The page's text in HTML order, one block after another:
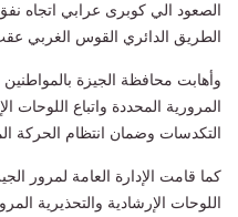
الصعود الي كوبرى عرابي اتجاه
الطريق الدائري القوس الغربي
وأهابت محافظة الجيزة بالمواطنين
المرورية المحددة واتباع اللوحات
التكدسات وضمان انتظام الحركة
كما قامت الإدارة العامة لمرور
اللوحات الإرشادية والتحذيرية